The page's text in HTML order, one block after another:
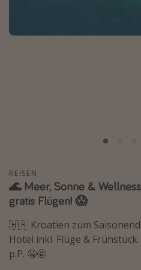
Goa Urlaub
Reisethemen
Alle Reisethemen
Wellnessurlaub
Disneyland Paris
REISEN
🌊 Meer, Sonne &
gratis Flügen! 😱
🇭🇷 Kroatien zum
Hotel inkl. Flüge &
p.P. 🤤🤩